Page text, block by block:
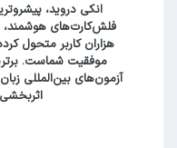
انکی دروید،
هزاران کاربر متحول
موفقیت شماست.
آزمون‌های بین‌المللی